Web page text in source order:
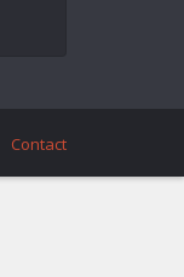
Contact